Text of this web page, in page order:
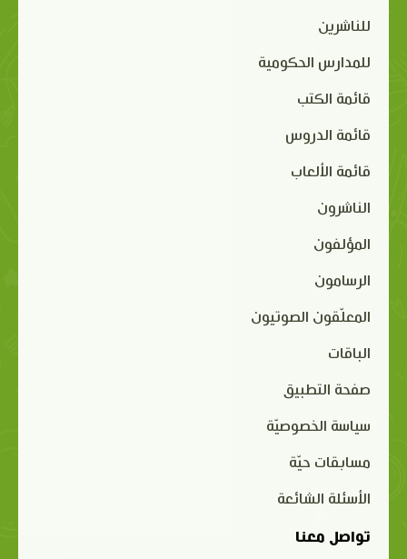
للناشرين
للمدارس الحكومية
قائمة الكتب
قائمة الدروس
قائمة الألعاب
الناشرون
المؤلفون
الرسامون
المعلّقون الصوتيون
الباقات
صفحة التطبيق
سياسة الخصوصيّة
مسابقات حيّة
الأسئلة الشائعة
تواصل معنا